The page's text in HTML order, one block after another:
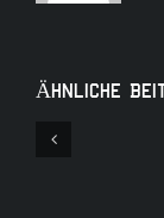
Ähnliche